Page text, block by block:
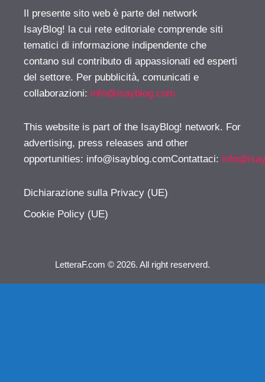
Il presente sito web è parte del network
IsayBlog! la cui rete editoriale comprende siti
tematici di informazione indipendente che
contano sul contributo di appassionati ed esperti
del settore. Per pubblicità, comunicati e
collaborazioni: info@isayblog.com
This website is part of the IsayBlog! network. For
advertising, press releases and other
opportunities: info@isayblog.comContattaci:
Dichiarazione sulla Privacy (UE)
Cookie Policy (UE)
LetteraF.com © 2026. All right reserverd.